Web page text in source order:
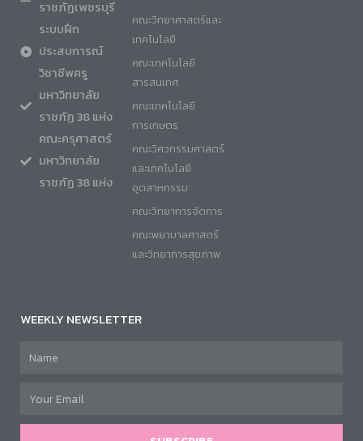
ราชภัฏเพชรบุรี
ระบบฝึก
ประสบการณ์
วิชาชีพครู
มหาวิทยาลัย
ราชภัฏ 38 แห่ง
คณะครุศาสตร์
มหาวิทยาลัย
ราชภัฏ 38 แห่ง
คณะวิทยาศาสตร์และ
เทคโนโลยี
คณะเทคโนโลยี
สารสนเทศ
คณะเทคโนโลยี
การเกษตร
คณะวิศวกรรมศาสตร์
และเทคโนโลยี
อุตสาหกรรม
คณะวิทยาการจัดการ
คณะพยาบาลศาสตร์
และวิทยาการสุขภาพ
WEEKLY NEWSLETTER